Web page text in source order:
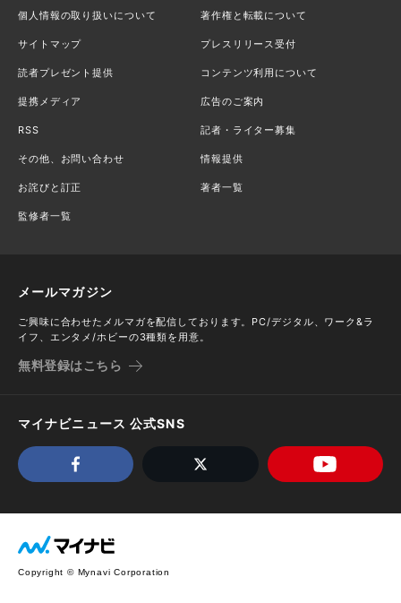
個人情報の取り扱いについて 著作権と転載について
サイトマップ プレスリリース受付
読者プレゼント提供 コンテンツ利用について
提携メディア 広告のご案内
RSS 記者・ライター募集
その他、お問い合わせ 情報提供
お詫びと訂正 著者一覧
監修者一覧
メールマガジン
ご興味に合わせたメルマガを配信しております。PC/デジタル、ワーク&ラ
イフ、エンタメ/ホビーの3種類を用意。
無料登録はこちら
マイナビニュース 公式SNS
Copyright © Mynavi Corporation